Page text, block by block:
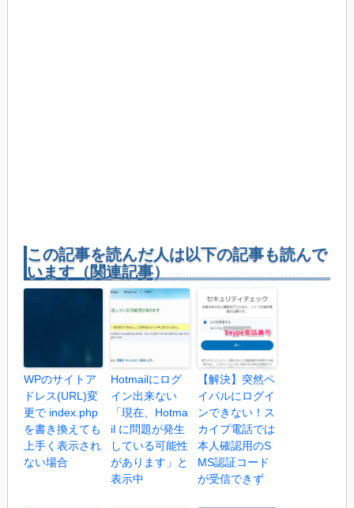
この記事を読んだ人は以下の記事も読んで
います（関連記事）
WPのサイトア
ドレス(URL)変
更で index.php
を書き換えても
上手く表示され
ない場合
Hotmailにログ
イン出来ない
「現在、Hotma
il に問題が発生
している可能性
があります」と
表示中
【解決】突然ペ
イパルにログイ
ンできない！ス
カイプ電話では
本人確認用のS
MS認証コード
が受信できず